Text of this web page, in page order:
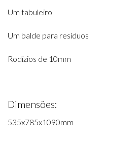
Um tabuleiro
Um balde para resíduos
Rodízios de 10mm
Dimensões:
535x785x1090mm